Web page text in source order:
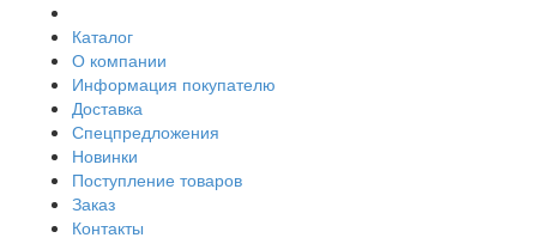
Каталог
О компании
Информация покупателю
Доставка
Спецпредложения
Новинки
Поступление товаров
Заказ
Контакты